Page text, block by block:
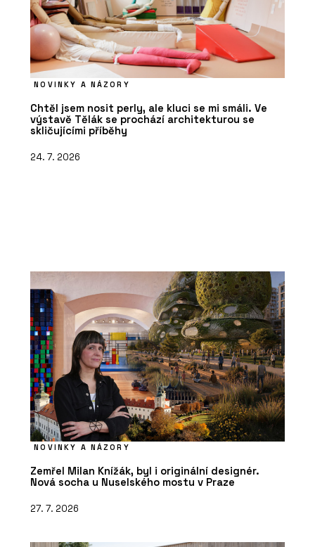
NOVINKY A NÁZORY
Chtěl jsem nosit perly, ale kluci se mi smáli. Ve
výstavě Tělák se prochází architekturou se
skličujícími příběhy
24. 7. 2026
NOVINKY A NÁZORY
Zemřel Milan Knížák, byl i originální designér.
Nová socha u Nuselského mostu v Praze
27. 7. 2026